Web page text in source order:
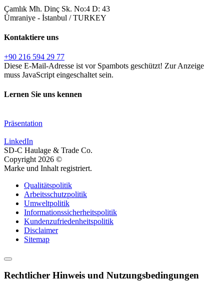
Çamlık Mh. Dinç Sk. No:4 D: 43
Ümraniye - İstanbul / TURKEY
Kontaktiere uns
+90 216 594 29 77
Diese E-Mail-Adresse ist vor Spambots geschützt! Zur Anzeige
muss JavaScript eingeschaltet sein.
Lernen Sie uns kennen
Präsentation
LinkedIn
SD-C Haulage & Trade Co.
Copyright 2026 ©
Marke und Inhalt registriert.
Qualitätspolitik
Arbeitsschutzpolitik
Umweltpolitik
Informationssicherheitspolitik
Kundenzufriedenheitspolitik
Disclaimer
Sitemap
Rechtlicher Hinweis und Nutzungsbedingungen